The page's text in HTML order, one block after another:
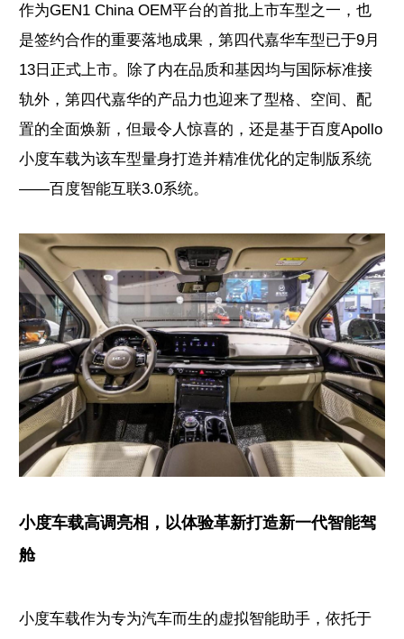
作为GEN1 China OEM平台的首批上市车型之一，也
是签约合作的重要落地成果，第四代嘉华车型已于9月
13日正式上市。除了内在品质和基因均与国际标准接
轨外，第四代嘉华的产品力也迎来了型格、空间、配
置的全面焕新，但最令人惊喜的，还是基于百度Apollo
小度车载为该车型量身打造并精准优化的定制版系统
——百度智能互联3.0系统。
小度车载高调亮相，以体验革新打造新一代智能驾
舱
小度车载作为专为汽车而生的虚拟智能助手，依托于